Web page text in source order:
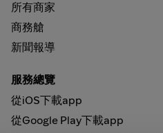
所有商家
商務艙
新聞報導
服務總覽
從iOS下載app
從Google Play下載app